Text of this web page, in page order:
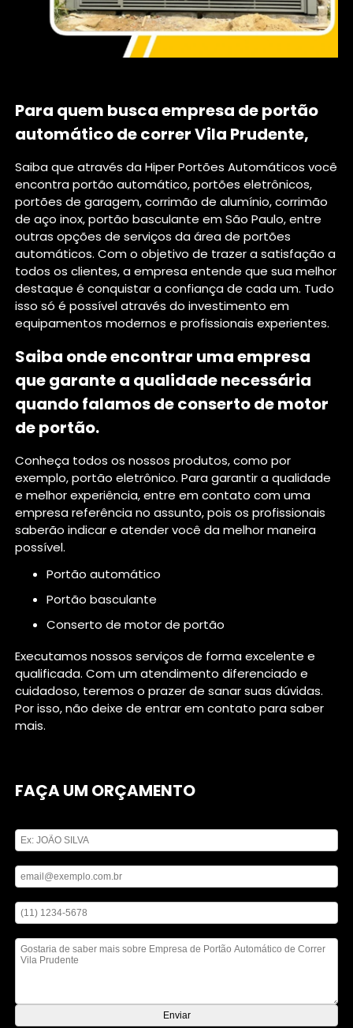
Para quem busca empresa de portão
automático de correr Vila Prudente,
Saiba que através da Hiper Portões Automáticos você
encontra portão automático, portões eletrônicos,
portões de garagem, corrimão de alumínio, corrimão
de aço inox, portão basculante em São Paulo, entre
outras opções de serviços da área de portões
automáticos. Com o objetivo de trazer a satisfação a
todos os clientes, a empresa entende que sua melhor
destaque é conquistar a confiança de cada um. Tudo
isso só é possível através do investimento em
equipamentos modernos e profissionais experientes.
Saiba onde encontrar uma empresa
que garante a qualidade necessária
quando falamos de conserto de motor
de portão.
Conheça todos os nossos produtos, como por
exemplo, portão eletrônico. Para garantir a qualidade
e melhor experiência, entre em contato com uma
empresa referência no assunto, pois os profissionais
saberão indicar e atender você da melhor maneira
possível.
portão automático
portão basculante
conserto de motor de portão
Executamos nossos serviços de forma excelente e
qualificada. Com um atendimento diferenciado e
cuidadoso, teremos o prazer de sanar suas dúvidas.
Por isso, não deixe de entrar em contato para saber
mais.
FAÇA UM ORÇAMENTO